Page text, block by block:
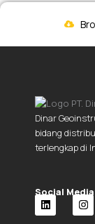
Dinar
bidang
terlengkap di
Social
L I